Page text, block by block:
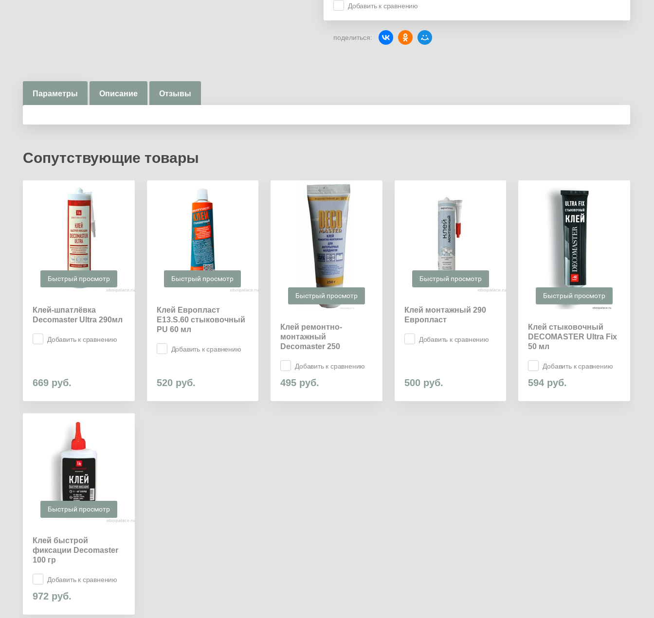
Добавить к сравнению
поделиться:
Параметры Описание Отзывы
Сопутствующие товары
Быстрый просмотр
Клей-шпатлёвка
Decomaster Ultra 290мл
Добавить к сравнению
669 руб.
Быстрый просмотр
Клей Европласт
E13.S.60 стыковочный
PU 60 мл
Добавить к сравнению
520руб.
Быстрый просмотр
Клей ремонтно-
монтажный
Decomaster 250
Добавить к сравнению
495 руб.
Быстрый просмотр
Клей монтажный 290
Европласт
Добавить к сравнению
500руб.
Быстрый просмотр
Клей стыковочный
DECOMASTER Ultra Fix
50 мл
Добавить к сравнению
594 руб.
Быстрый просмотр
Клей быстрой
фиксации Decomaster
100 гр
Добавить к сравнению
972 руб.